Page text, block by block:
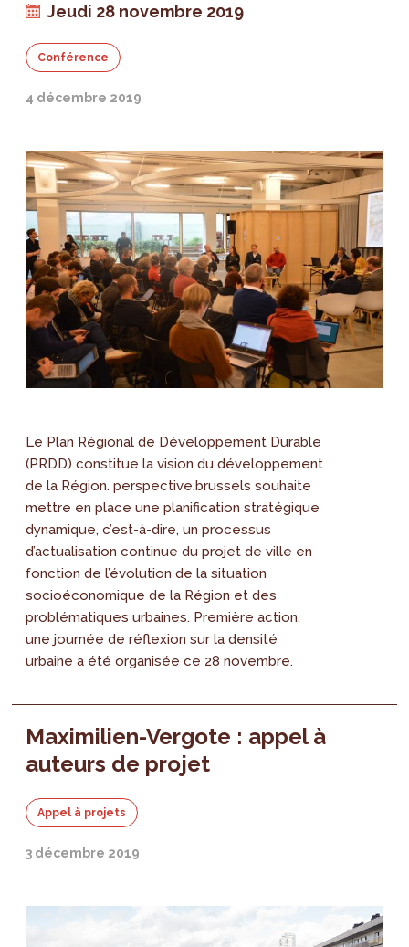
Jeudi 28 novembre 2019
Conférence
4 décembre 2019
Le Plan Régional de Développement Durable
(PRDD) constitue la vision du développement
de la Région. perspective.brussels souhaite
mettre en place une planification stratégique
dynamique, c’est-à-dire, un processus
d’actualisation continue du projet de ville en
fonction de l’évolution de la situation
socioéconomique de la Région et des
problématiques urbaines. Première action,
une journée de réflexion sur la densité
urbaine a été organisée ce 28 novembre.
Maximilien-Vergote : appel à
auteurs de projet
Appel à projets
3 décembre 2019